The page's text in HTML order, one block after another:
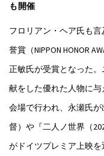
も開催
フロリアン・ヘア氏も
誉賞（NIPPON HONOR
正敏氏が受賞となった
献をした優れた人物に
会場で行われ、永瀬氏
督）や『二人ノ世界（
がドイツプレミア上映